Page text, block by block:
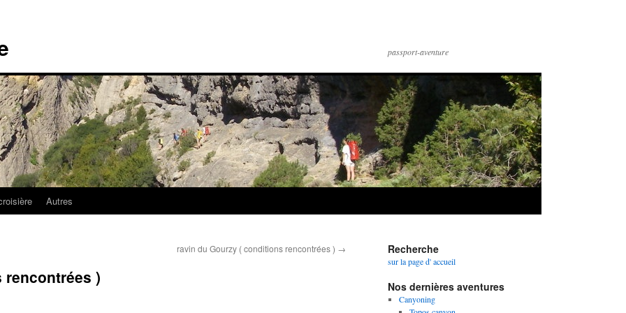
passport-aventure
Autres
ravin du Gourzy ( conditions rencontrées ) →
)
Recherche
sur la page d' accueil
Nos dernières aventures
Canyoning